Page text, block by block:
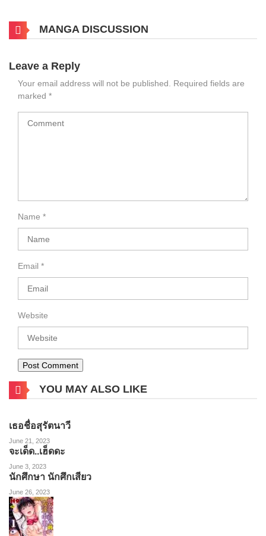
MANGA DISCUSSION
Leave a Reply
Your email address will not be published. Required fields are
marked *
Name *
Email *
Website
YOU MAY ALSO LIKE
เธอชื่อสุรัตนาวี
June 21, 2023
จะเด็ด..เฮ็ดดะ
June 3, 2023
นักศึกษา นักศึกเสียว
June 26, 2023